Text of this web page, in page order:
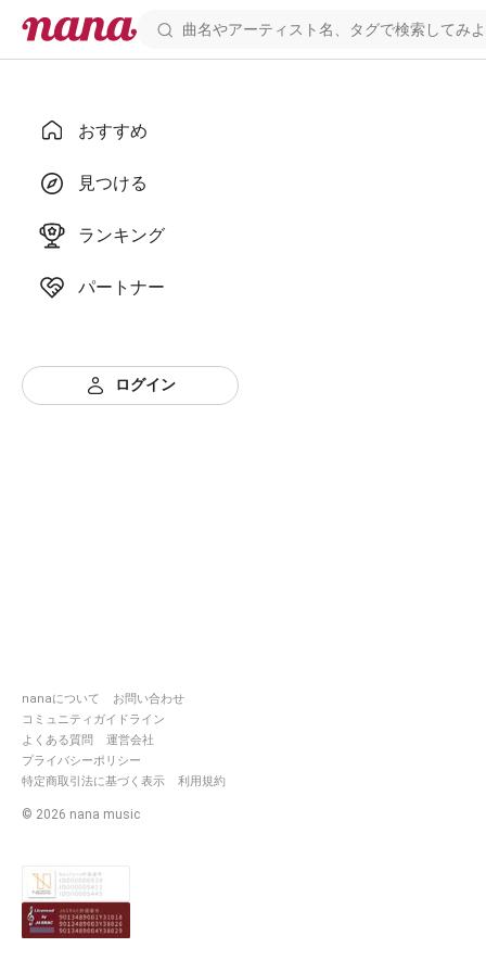
おすすめ
見つける
ランキング
パートナー
ログイン
nanaについて
お問い合わせ
コミュニティガイドライン
よくある質問
運営会社
プライバシーポリシー
特定商取引法に基づく表示
利用規約
© 2026 nana music